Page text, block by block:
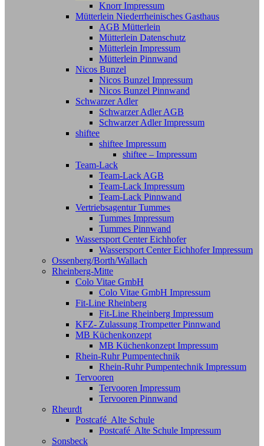
Knorr Impressum
Mütterlein Niederrheinisches Gasthaus
AGB Mütterlein
Mütterlein Datenschutz
Mütterlein Impressum
Mütterlein Pinnwand
Nicos Bunzel
Nicos Bunzel Impressum
Nicos Bunzel Pinnwand
Schwarzer Adler
Schwarzer Adler AGB
Schwarzer Adler Impressum
shiftee
shiftee Impressum
shiftee – Impressum
Team-Lack
Team-Lack AGB
Team-Lack Impressum
Team-Lack Pinnwand
Vertriebsagentur Tummes
Tummes Impressum
Tummes Pinnwand
Wassersport Center Eichhofer
Wassersport Center Eichhofer Impressum
Ossenberg/Borth/Wallach
Rheinberg-Mitte
Colo Vitae GmbH
Colo Vitae GmbH Impressum
Fit-Line Rheinberg
Fit-Line Rheinberg Impressum
KFZ- Zulassung Trompetter Pinnwand
MB Küchenkonzept
MB Küchenkonzept Impressum
Rhein-Ruhr Pumpentechnik
Rhein-Ruhr Pumpentechnik Impressum
Tervooren
Tervooren Impressum
Tervooren Pinnwand
Rheurdt
Postcafé Alte Schule
Postcafé Alte Schule Impressum
Sonsbeck